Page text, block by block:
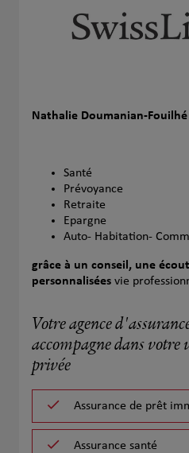
Nathalie Doumanian-
Santé
Prévoyance
Retraite
Epargne
Auto- Habitation-
grâce à un conseil, une
personnalisées vie
Votre agence
accompagne dans votre
privée
Assurance de prêt
Assurance santé